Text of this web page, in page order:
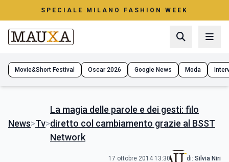
SPECIALE MILANO FASHION WEEK
Movie&Short Festival Oscar 2026 Google News Moda
News>Tv>
La magia delle parole e dei gesti: filo
diretto col cambiamento grazie al BSST
Network
17 ottobre 2014 13:30 di: Silvia Niri